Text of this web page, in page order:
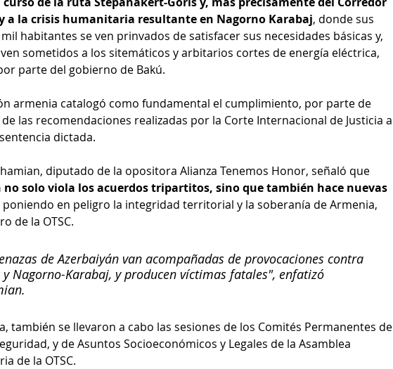
a la crisis humanitaria resultante en Nagorno Karabaj, donde sus
habitantes se ven prinvados de satisfacer sus necesidades básicas y,
sometidos a los sitemáticos y arbitarios cortes de energía eléctrica,
parte del gobierno de Bakú.
armenia catalogó como fundamental el cumplimiento, por parte de
las recomendaciones realizadas por la Corte Internacional de Justicia a
dictada.
diputado de la opositora Alianza Tenemos Honor, señaló que
no solo viola los acuerdos tripartitos, sino que también hace nuevas
poniendo en peligro la integridad territorial y la soberanía de Armenia,
de la OTSC.
de Azerbaiyán van acompañadas de provocaciones contra
Nagorno-Karabaj, y producen víctimas fatales", enfatizó
también se llevaron a cabo las sesiones de los Comités Permanentes de
y de Asuntos Socioeconómicos y Legales de la Asamblea
de la OTSC.